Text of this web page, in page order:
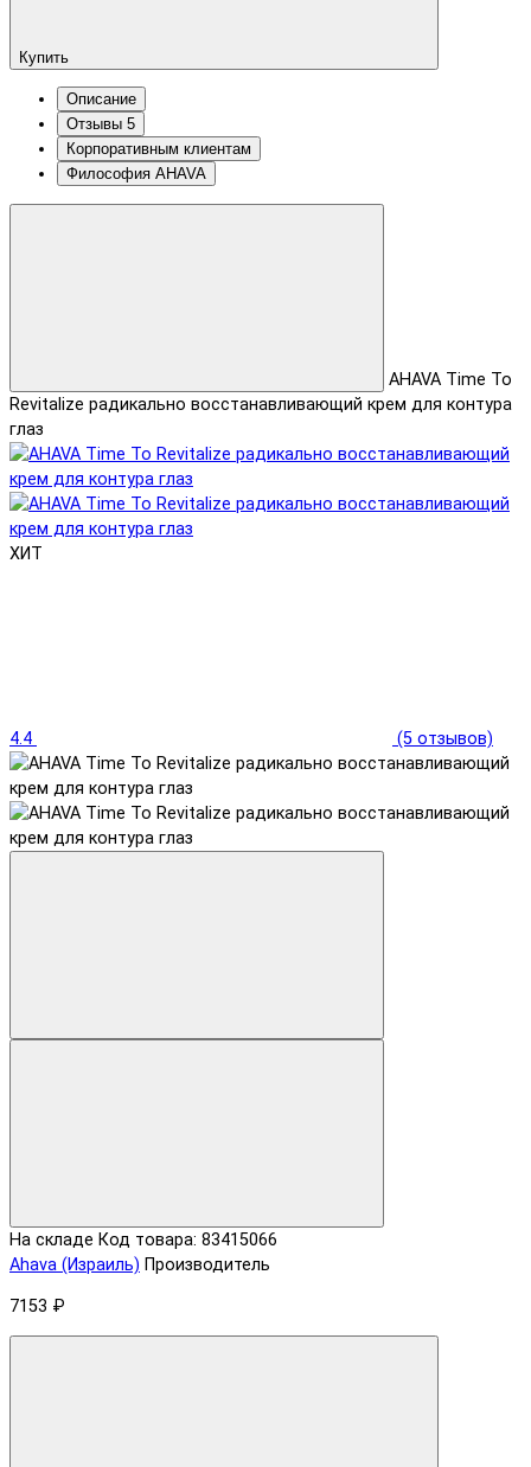
Купить
Описание
Отзывы 5
Корпоративным клиентам
Философия AHAVA
AHAVA Time To
Revitalize радикально восстанавливающий крем для контура
глаз
ХИТ
4.4 (5 отзывов)
На складе Код товара: 83415066
Ahava (Израиль) Производитель
7153 ₽